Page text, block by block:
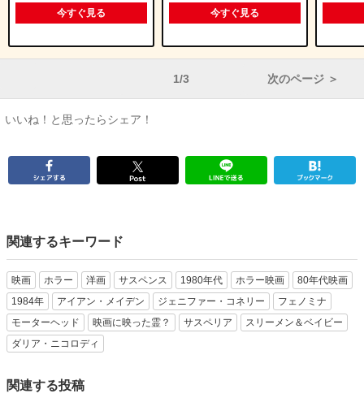
今すぐ見る 今すぐ見る
1/3 次のページ ＞
いいね！と思ったらシェア！
関連するキーワード
映画 ホラー 洋画 サスペンス 1980年代 ホラー映画
80年代映画
1984年
アイアン・メイデン ジェニファー・コネリー
フェノミナ
モーターヘッド
映画に映った霊？ サスペリア
スリーメン＆ベイビー
ダリア・ニコロディ
関連する投稿